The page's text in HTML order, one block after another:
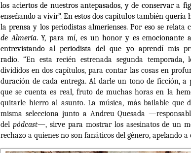
los aciertos de nuestros antepasados, y de conservar a
enseñando a vivir”. En estos dos capítulos también quería
la prensa y los periodistas almerienses. Por eso se relata
de Almería. Y, para mí, es un honor y es emocionante
entrevistando al periodista del que yo aprendí mis
radio. “En esta recién estrenada segunda temporada,
divididos en dos capítulos, para contar las cosas en
duración de cada entrega. Al darle un tono de ficción, a
que se cuenta es real, fruto de muchas horas en la
quitarle hierro al asunto. La música, más bailable que
misma selecciona junto a Andreu Quesada
del pódcast—, sirve para mostrar los asesinatos de un
rechazo a quienes no son fanáticos del género, apelando